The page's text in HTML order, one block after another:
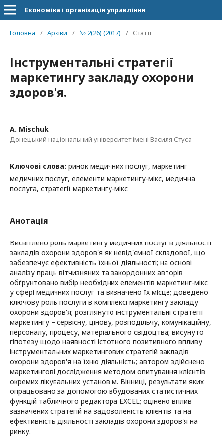
Економіка і організація управління
Головна / Архіви / № 2(26) (2017) / Статті
Інструментальні стратегії
маркетингу закладу охорони
здоров'я.
A. Mischuk
Донецький національний університет імені Василя Стуса
Ключові слова: ринок медичних послуг, маркетинг
медичних послуг, елементи маркетингу-мікс, медична
послуга, стратегії маркетингу-мікс
Анотація
Висвітлено роль маркетингу медичних послуг в діяльності
закладів охорони здоров'я як невід'ємної складової, що
забезпечує ефективність їхньої діяльності; на основі
аналізу праць вітчизняних та закордонних авторів
обґрунтовано вибір необхідних елементів маркетинг-мікс
у сфері медичних послуг та визначено їх місце; доведено
ключову роль послуги в комплексі маркетингу закладу
охорони здоров'я; розглянуто інструментальні стратегії
маркетингу – сервісну, цінову, розподільчу, комунікаційну,
персоналу, процесу, матеріального свідоцтва; висунуто
гіпотезу щодо наявності істотного позитивного впливу
інструментальних маркетингових стратегій закладів
охорони здоров'я на їхню діяльність; автором здійснено
маркетингові дослідження методом опитування клієнтів
окремих лікувальних установ м. Вінниці, результати яких
опрацьовано за допомогою вбудованих статистичних
функцій табличного редактора EXCEL; оцінено вплив
зазначених стратегій на задоволеність клієнтів та на
ефективність діяльності закладів охорони здоров'я на
ринку.